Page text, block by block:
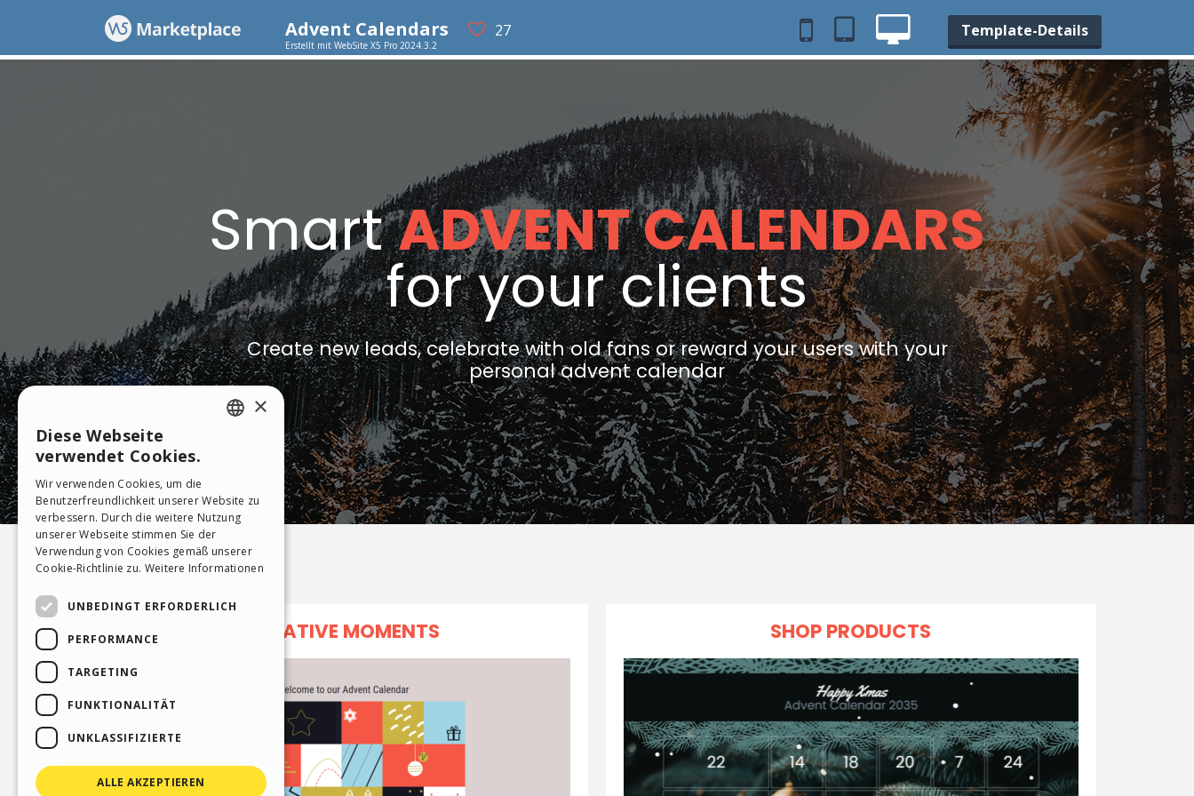
Advent Calendars 27
Erstellt mit WebSite X5 Pro 2024.3.2
Template-Details
GERMAN
SPANISH
PORTUGUESE
×
Diese Webseite
verwendet Cookies.
Wir verwenden Cookies, um die
Benutzerfreundlichkeit unserer Website zu
verbessern. Durch die weitere Nutzung
unserer Webseite stimmen Sie der
Verwendung von Cookies gemäß unserer
Cookie-Richtlinie zu. Weitere Informationen
UNBEDINGT ERFORDERLICH
PERFORMANCE
TARGETING
FUNKTIONALITÄT
UNKLASSIFIZIERTE
ALLE AKZEPTIEREN